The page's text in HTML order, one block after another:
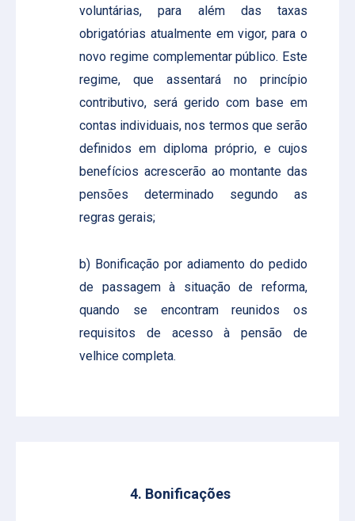
voluntárias, para além das taxas
obrigatórias atualmente em vigor, para o
novo regime complementar público. Este
regime, que assentará no princípio
contributivo, será gerido com base em
contas individuais, nos termos que serão
definidos em diploma próprio, e cujos
benefícios acrescerão ao montante das
pensões determinado segundo as
regras gerais;
b) Bonificação por adiamento do pedido
de passagem à situação de reforma,
quando se encontram reunidos os
requisitos de acesso à pensão de
velhice completa.
4. Bonificações